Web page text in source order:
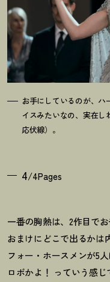
お手にしているのが、
イスみたいなの、実在し
応伏線）。
4/4Pages
一番の胸熱は、2作目で
おまけにどこで出るかは
フォー・ホースメンが5
ロボかよ ！ っていう感